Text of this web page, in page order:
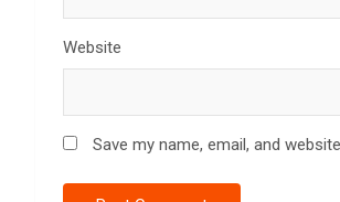
Website
Save my name, email, and